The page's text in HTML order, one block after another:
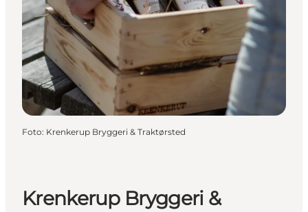
Foto: Krenkerup Bryggeri & Traktørsted
Krenkerup Bryggeri &